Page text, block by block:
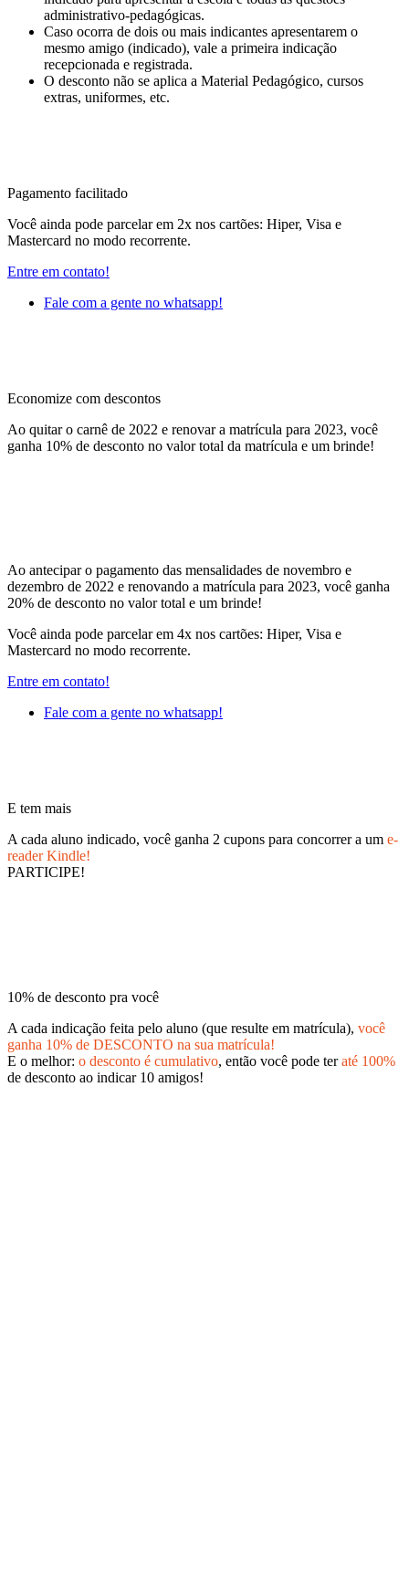
administrativo-pedagógicas.
Caso ocorra de dois ou mais indicantes apresentarem o
mesmo amigo (indicado), vale a primeira indicação
recepcionada e registrada.
O desconto não se aplica a Material Pedagógico, cursos
extras, uniformes, etc.
Pagamento facilitado
Você ainda pode parcelar em 2x nos cartões: Hiper, Visa e
Mastercard no modo recorrente.
Entre em contato!
Fale com a gente no whatsapp!
Economize com descontos
Ao quitar o carnê de 2022 e renovar a matrícula para 2023, você
ganha 10% de desconto no valor total da matrícula e um brinde!
Ao antecipar o pagamento das mensalidades de novembro e
dezembro de 2022 e renovando a matrícula para 2023, você ganha
20% de desconto no valor total e um brinde!
Você ainda pode parcelar em 4x nos cartões: Hiper, Visa e
Mastercard no modo recorrente.
Entre em contato!
Fale com a gente no whatsapp!
E tem mais
A cada aluno indicado, você ganha 2 cupons para concorrer a um e-
reader Kindle!
PARTICIPE!
10% de desconto pra você
A cada indicação feita pelo aluno (que resulte em matrícula), você
ganha 10% de DESCONTO na sua matrícula!
E o melhor: o desconto é cumulativo, então você pode teraté 100%
de desconto ao indicar 10 amigos!